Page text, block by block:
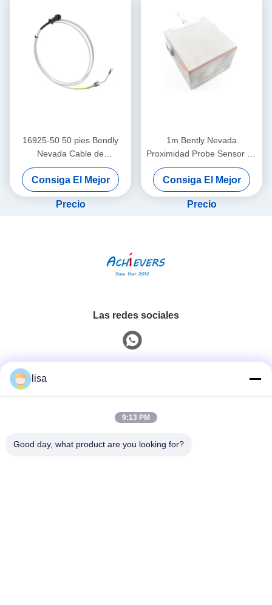
16925-50 50 pies Bendly
Nevada Cable de
interconexión de proximidad
sin armadura
Consiga El Mejor
Precio
1m Bently Nevada
Proximidad Probe Sensor de
vibración de doble sonda
26530-12-10-00-000-309-
00-03-01
Consiga El Mejor
Precio
Las redes sociales
0086-13828861501
lisa
9:13 PM
Good day, what product are you looking for?